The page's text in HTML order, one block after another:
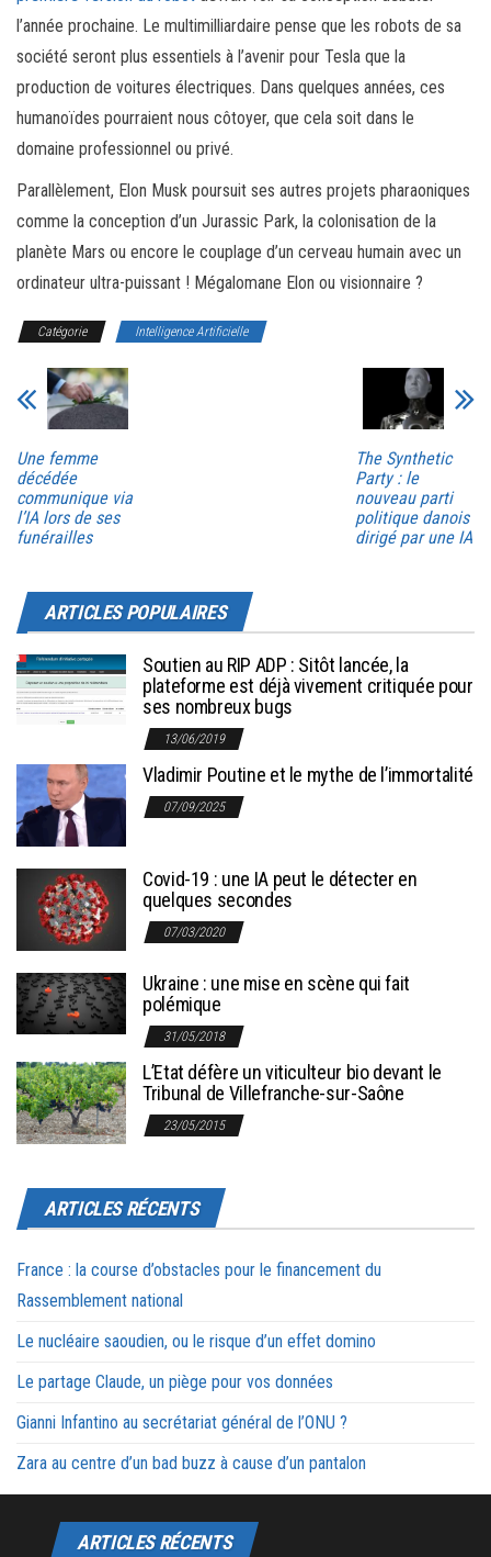
l’année prochaine. Le multimilliardaire pense que les robots de sa
société seront plus essentiels à l’avenir pour Tesla que la
production de voitures électriques. Dans quelques années, ces
humanoïdes pourraient nous côtoyer, que cela soit dans le
domaine professionnel ou privé.
Parallèlement, Elon Musk poursuit ses autres projets pharaoniques
comme la conception d’un Jurassic Park, la colonisation de la
planète Mars ou encore le couplage d’un cerveau humain avec un
ordinateur ultra-puissant ! Mégalomane Elon ou visionnaire ?
Catégorie Intelligence Artificielle
Une femme
décédée
communique via
l’IA lors de ses
funérailles
The Synthetic
Party : le
nouveau parti
politique danois
dirigé par une IA
ARTICLES POPULAIRES
Soutien au RIP ADP : Sitôt lancée, la
plateforme est déjà vivement critiquée pour
ses nombreux bugs
13/06/2019
Vladimir Poutine et le mythe de l’immortalité
07/09/2025
Covid-19 : une IA peut le détecter en
quelques secondes
07/03/2020
Ukraine : une mise en scène qui fait
polémique
31/05/2018
L’Etat défère un viticulteur bio devant le
Tribunal de Villefranche-sur-Saône
23/05/2015
ARTICLES RÉCENTS
France : la course d’obstacles pour le financement du
Rassemblement national
Le nucléaire saoudien, ou le risque d’un effet domino
Le partage Claude, un piège pour vos données
Gianni Infantino au secrétariat général de l’ONU ?
Zara au centre d’un bad buzz à cause d’un pantalon
ARTICLES RÉCENTS